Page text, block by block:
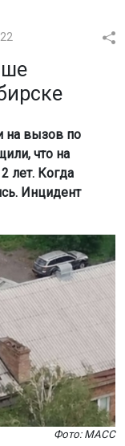
на вызов по
что на
лет. Когда
Инцидент
Фото: МАСС